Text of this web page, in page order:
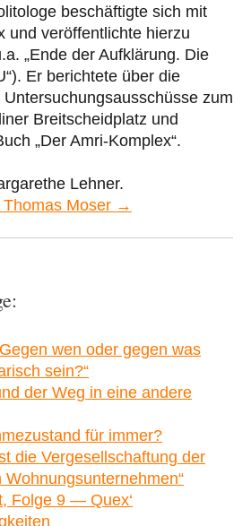
beschäftigte sich mit
und veröffentlichte hierzu
„Ende der Aufklärung. Die
Er berichtete über die
zum
Breitscheidplatz und
„Der Amri-Komplex“.
Lehner.
Thomas Moser →
wen oder gegen was
sein?“
der Weg in eine andere
für immer?
die Vergesellschaftung der
Folge 9 — Quex‘